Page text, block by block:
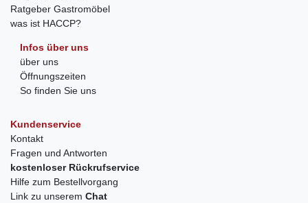
Ratgeber Gastromöbel
was ist HACCP?
Infos über uns
über uns
Öffnungszeiten
So finden Sie uns
Kundenservice
Kontakt
Fragen und Antworten
kostenloser Rückrufservice
Hilfe zum Bestellvorgang
Link zu unserem Chat